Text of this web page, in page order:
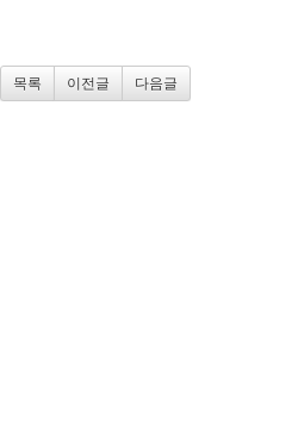
목록 이전글 다음글